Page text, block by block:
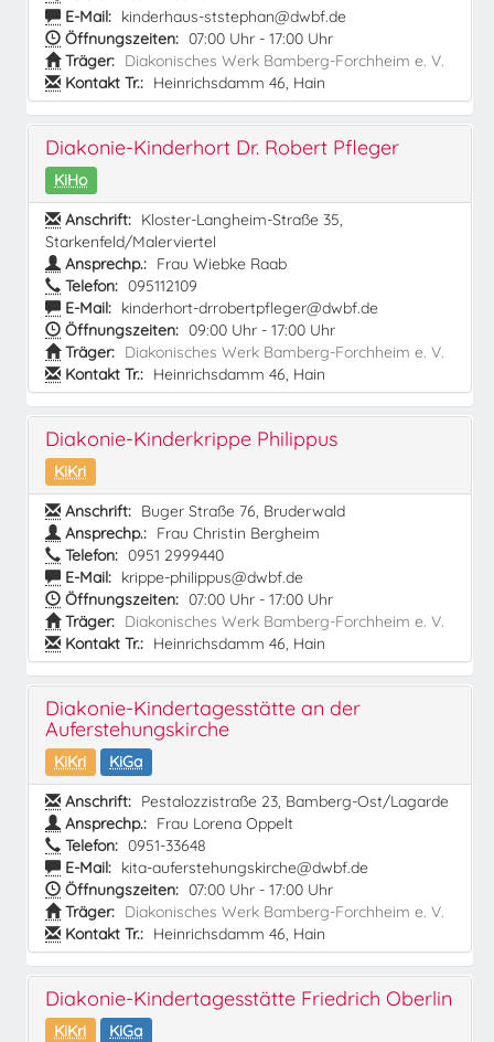
E-Mail: kinderhaus-ststephan@dwbf.de
Öffnungszeiten: 07:00 Uhr - 17:00 Uhr
Träger: Diakonisches Werk Bamberg-Forchheim e. V.
Kontakt Tr.: Heinrichsdamm 46, Hain
Diakonie-Kinderhort Dr. Robert Pfleger
KiHo
Anschrift: Kloster-Langheim-Straße 35,
Starkenfeld/Malerviertel
Ansprechp.: Frau Wiebke Raab
Telefon: 095112109
E-Mail: kinderhort-drrobertpfleger@dwbf.de
Öffnungszeiten: 09:00 Uhr - 17:00 Uhr
Träger: Diakonisches Werk Bamberg-Forchheim e. V.
Kontakt Tr.: Heinrichsdamm 46, Hain
Diakonie-Kinderkrippe Philippus
KiKri
Anschrift: Buger Straße 76, Bruderwald
Ansprechp.: Frau Christin Bergheim
Telefon: 0951 2999440
E-Mail: krippe-philippus@dwbf.de
Öffnungszeiten: 07:00 Uhr - 17:00 Uhr
Träger: Diakonisches Werk Bamberg-Forchheim e. V.
Kontakt Tr.: Heinrichsdamm 46, Hain
Diakonie-Kindertagesstätte an der
Auferstehungskirche
KiKri
KiGa
Anschrift: Pestalozzistraße 23, Bamberg-Ost/Lagarde
Ansprechp.: Frau Lorena Oppelt
Telefon: 0951-33648
E-Mail: kita-auferstehungskirche@dwbf.de
Öffnungszeiten: 07:00 Uhr - 17:00 Uhr
Träger: Diakonisches Werk Bamberg-Forchheim e. V.
Kontakt Tr.: Heinrichsdamm 46, Hain
Diakonie-Kindertagesstätte Friedrich Oberlin
KiKri
KiGa